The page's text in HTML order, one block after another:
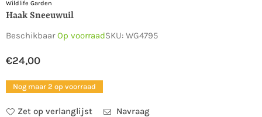
Wildlife Garden
Haak Sneeuwuil
BeschikbaarOp voorraadSKU: WG4795
Normale
prijs
€24,00
Nog maar 2 op voorraad
Zet op verlanglijst Navraag